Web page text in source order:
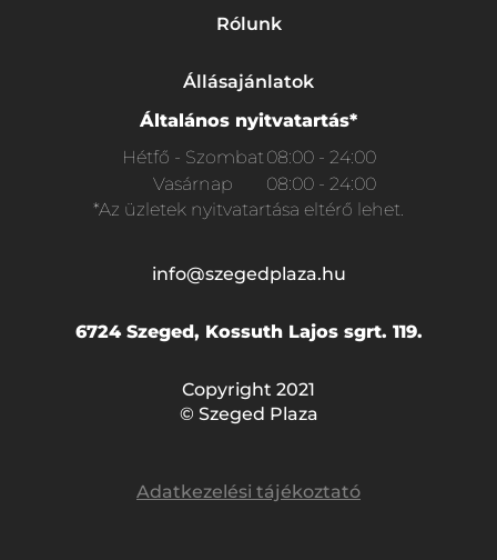
Rólunk
Állásajánlatok
Általános nyitvatartás*
Hétfő - Szombat08:00 - 24:00
Vasárnap
08:00 - 24:00
*Az üzletek nyitvatartása eltérő lehet.
info@szegedplaza.hu
6724 Szeged, Kossuth Lajos sgrt. 119.
Copyright 2021
© Szeged Plaza
Adatkezelési tájékoztató